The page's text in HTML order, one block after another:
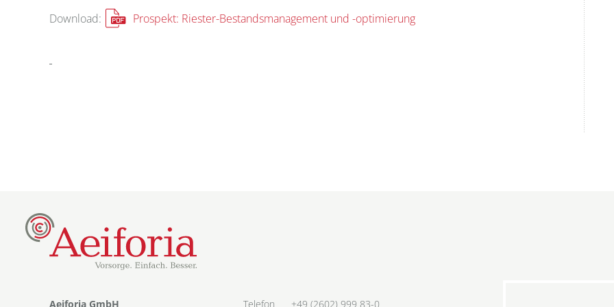
Download: Prospekt: Riester-Bestandsmanagement und -optimierung
Aeiforia GmbH Telefon +49 (2602) 999 83-0